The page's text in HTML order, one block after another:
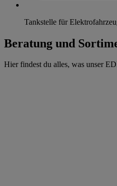
Tankstelle für
Beratung und
Hier findest du alles, was unser